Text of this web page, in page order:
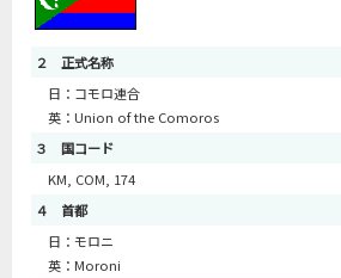
２ 正式名称
日：コモロ連合
英：Union of the Comoros
３ 国コード
KM, COM, 174
４ 首都
日：モロニ
英：Moroni